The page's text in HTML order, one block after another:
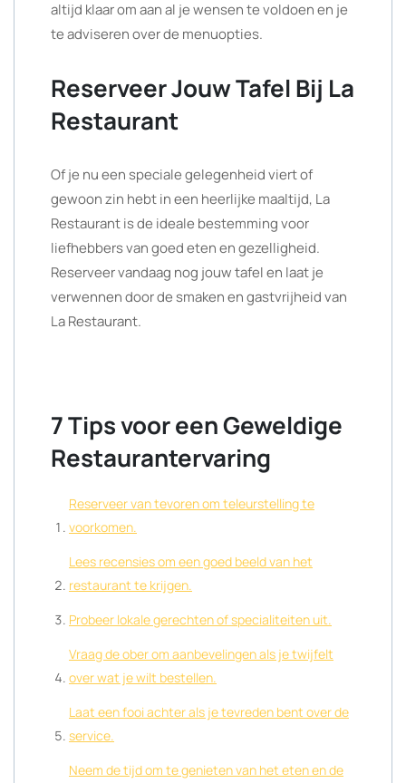
altijd klaar om aan al je wensen te voldoen en je
te adviseren over de menuopties.
Reserveer Jouw Tafel Bij La
Restaurant
Of je nu een speciale gelegenheid viert of
gewoon zin hebt in een heerlijke maaltijd, La
Restaurant is de ideale bestemming voor
liefhebbers van goed eten en gezelligheid.
Reserveer vandaag nog jouw tafel en laat je
verwennen door de smaken en gastvrijheid van
La Restaurant.
7 Tips voor een Geweldige
Restaurantervaring
Reserveer van tevoren om teleurstelling te
voorkomen.
Lees recensies om een goed beeld van het
restaurant te krijgen.
Probeer lokale gerechten of specialiteiten uit.
Vraag de ober om aanbevelingen als je twijfelt
over wat je wilt bestellen.
Laat een fooi achter als je tevreden bent over de
service.
Neem de tijd om te genieten van het eten en de